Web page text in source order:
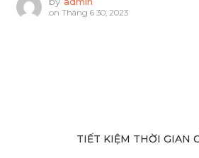
on Tháng 6 30, 2023
TIẾT KIỆM THỜI GIAN